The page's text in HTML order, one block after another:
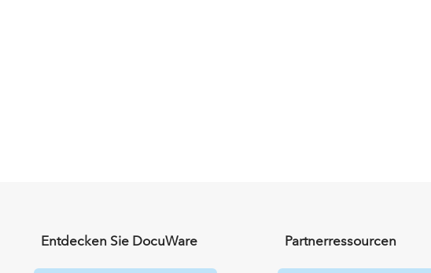
Entdecken Sie DocuWare Partnerressourcen